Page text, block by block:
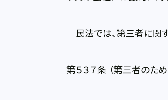
民法では、第三者に関
第５３７条 （第三者のた